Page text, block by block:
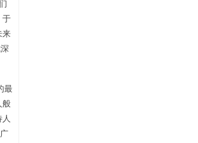
于
来
最
般